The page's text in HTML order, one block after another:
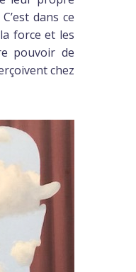
dans ce
force et les
pouvoir de
chez